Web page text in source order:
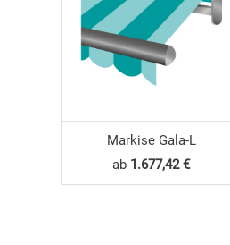
Markise Gala-L
ab 1.677,42 €